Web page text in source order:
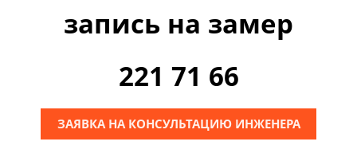
запись на замер
221 71 66
ЗАЯВКА НА КОНСУЛЬТАЦИЮ ИНЖЕНЕРА